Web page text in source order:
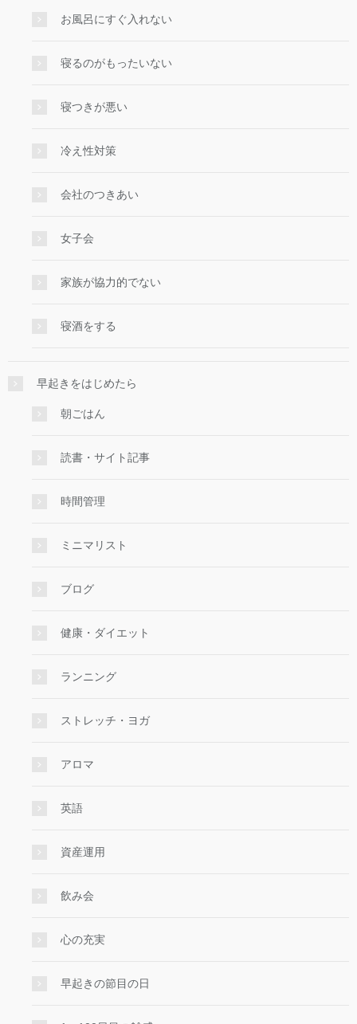
お風呂にすぐ入れない
寝るのがもったいない
寝つきが悪い
冷え性対策
会社のつきあい
女子会
家族が協力的でない
寝酒をする
早起きをはじめたら
朝ごはん
読書・サイト記事
時間管理
ミニマリスト
ブログ
健康・ダイエット
ランニング
ストレッチ・ヨガ
アロマ
英語
資産運用
飲み会
心の充実
早起きの節目の日